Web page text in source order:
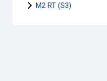
M2 RT (S3)